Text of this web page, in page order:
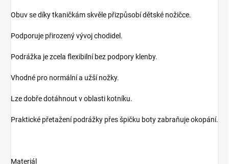
Obuv se díky tkaničkám skvěle přizpůsobí dětské nožičce.
Podporuje přirozený vývoj chodidel.
Podrážka je zcela flexibilní bez podpory klenby.
Vhodné pro normální a užší nožky.
Lze dobře dotáhnout v oblasti kotníku.
Praktické přetažení podrážky přes špičku boty zabraňuje okopání.
Materiál